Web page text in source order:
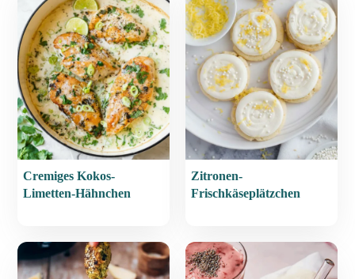
Cremiges Kokos-
Limetten-Hähnchen
Zitronen-
Frischkäseplätzchen